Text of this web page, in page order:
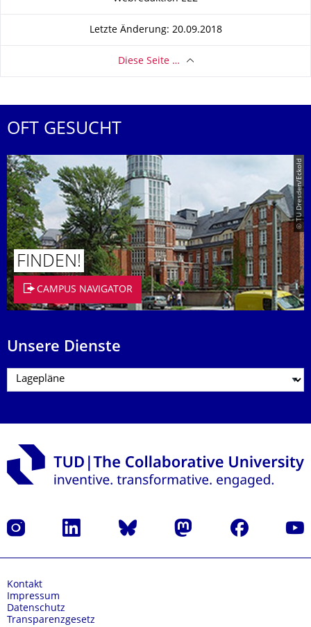
Letzte Änderung: 20.09.2018
Diese Seite …
OFT GESUCHT
© TU Dresden/Eckold
FINDEN!
CAMPUS NAVIGATOR
Unsere Dienste
Instagram LinkedIn Bluesky Mastodon Facebook
Kontakt
Impressum
Datenschutz
Transparenzgesetz